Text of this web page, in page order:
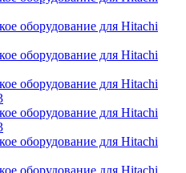
оборудование для Hitachi
оборудование для Hitachi
оборудование для Hitachi
оборудование для Hitachi
оборудование для Hitachi
оборудование для Hitachi